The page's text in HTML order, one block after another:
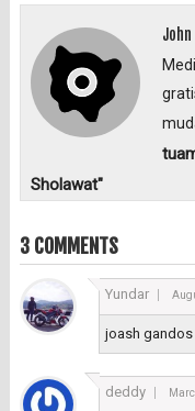
John
Sholawat"
3 COMMENTS
Yundar
joash gandos
deddy